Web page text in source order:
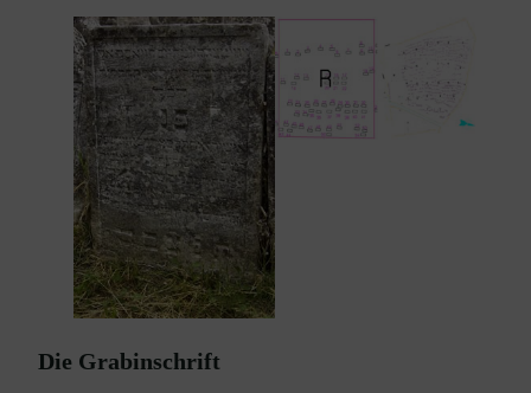
Die Grabinschrift